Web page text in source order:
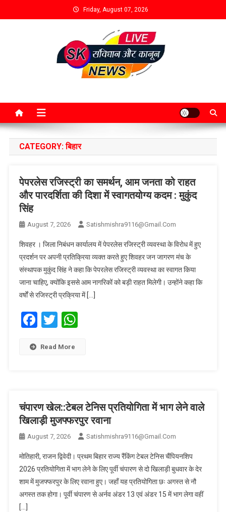
Friday, August 07, 2026
CATEGORY:बिहार
पेपरलेस रजिस्ट्री का समर्थन, आम जनता को राहत
और पारदर्शिता की दिशा में स्वागतयोग्य कदम : मुकुंद
सिंह
August 7, 2026 Satishmishra9116@gmail.com
शिवहर । जिला निबंधन कार्यालय में पेपरलेस रजिस्ट्री व्यवस्था के विरोध में हुए
प्रदर्शन पर अपनी प्रतिक्रिया व्यक्त करते हुए शिवहर जन जागरण मंच के
संस्थापक मुकुंद सिंह ने कहा कि पेपरलेस रजिस्ट्री व्यवस्था का स्वागत किया
जाना चाहिए, क्योंकि इससे आम नागरिकों को बड़ी राहत मिलेगी। उन्होंने कहा कि
वर्षों से रजिस्ट्री प्रक्रिया में […]
Facebook
TwitterWhatsApp
Read More
चंपारण खेल::टेबल टेनिस प्रतियोगिता में भाग लेने वाले
खिलाड़ी मुजफ्फरपुर रवाना
August 7, 2026 Satishmishra9116@gmail.com
मोतिहारी, राजन द्विवेदी। प्रथम बिहार राज्य रैंकिंग टेबल टेनिस चैंपियनशिप
2026 प्रतियोगिता में भाग लेने के लिए पूर्वी चंपारण से दो खिलाड़ी बुधवार के देर
शाम में मुजफ्फरपुर के लिए रवाना हुए। जहाँ यह प्रतियोगिता छः अगस्त से नौ
अगस्त तक होगा। पूर्वी चंपारण से अर्नव अंडर 13 एवं अंडर 15 में भाग लेगा वहीं
[…]